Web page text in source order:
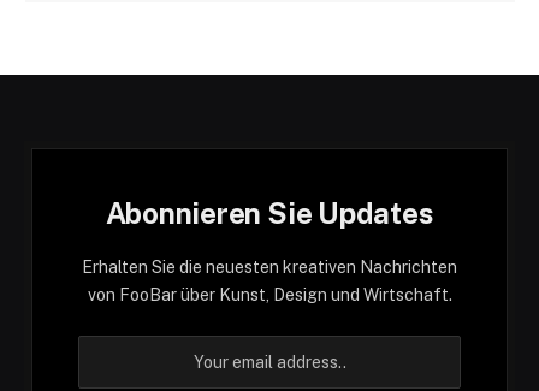
Abonnieren Sie Updates
Erhalten Sie die neuesten kreativen Nachrichten
von FooBar über Kunst, Design und Wirtschaft.